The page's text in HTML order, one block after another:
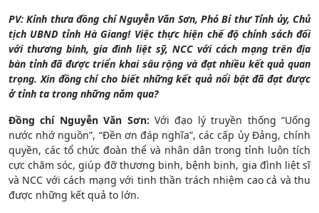
PV: Kính thưa đồng chí Nguyễn Văn Sơn, Phó Bí thư Tỉnh ủy, Chủ
tịch UBND tỉnh Hà Giang! Việc thực hiện chế độ chính sách đối
với thương binh, gia đình liệt sỹ, NCC với cách mạng trên địa
bàn tỉnh đã được triển khai sâu rộng và đạt nhiều kết quả quan
trọng. Xin đồng chí cho biết những kết quả nổi bật đã đạt được
ở tỉnh ta trong những năm qua?
Đồng chí Nguyễn Văn Sơn: Với đạo lý truyền thống “Uống
nước nhớ nguồn”, “Đền ơn đáp nghĩa”, các cấp ủy Đảng, chính
quyền, các tổ chức đoàn thể và nhân dân trong tỉnh luôn tích
cực chăm sóc, giúp đỡ thương binh, bệnh binh, gia đình liệt sĩ
và NCC với cách mạng với tinh thần trách nhiệm cao cả và thu
được những kết quả to lớn.